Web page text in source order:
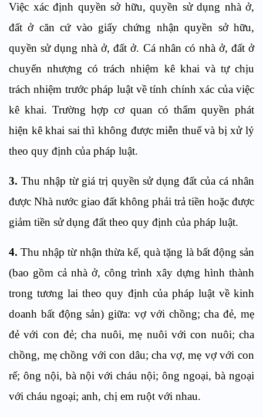
Việc xác định quyền sở hữu, quyền sử dụng nhà ở,
đất ở căn cứ vào giấy chứng nhận quyền sở hữu,
quyền sử dụng nhà ở, đất ở. Cá nhân có nhà ở, đất ở
chuyển nhượng có trách nhiệm kê khai và tự chịu
trách nhiệm trước pháp luật về tính chính xác của việc
kê khai. Trường hợp cơ quan có thẩm quyền phát
hiện kê khai sai thì không được miễn thuế và bị xử lý
theo quy định của pháp luật.
3. Thu nhập từ giá trị quyền sử dụng đất của cá nhân
được Nhà nước giao đất không phải trả tiền hoặc được
giảm tiền sử dụng đất theo quy định của pháp luật.
4. Thu nhập từ nhận thừa kế, quà tặng là bất động sản
(bao gồm cả nhà ở, công trình xây dựng hình thành
trong tương lai theo quy định của pháp luật về kinh
doanh bất động sản) giữa: vợ với chồng; cha đẻ, mẹ
đẻ với con đẻ; cha nuôi, mẹ nuôi với con nuôi; cha
chồng, mẹ chồng với con dâu; cha vợ, mẹ vợ với con
rể; ông nội, bà nội với cháu nội; ông ngoại, bà ngoại
với cháu ngoại; anh, chị em ruột với nhau.